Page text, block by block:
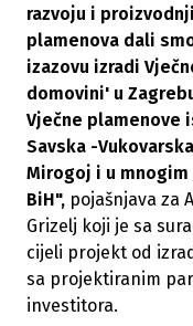
razvoju i
plamenova dali
izazovu izradi
domovini' u
Vječne plamenove
Savska -
Mirogoj i u
BiH", pojašnjava za
Grizelj koji je sa
cijeli projekt od
sa projektiranim
investitora.